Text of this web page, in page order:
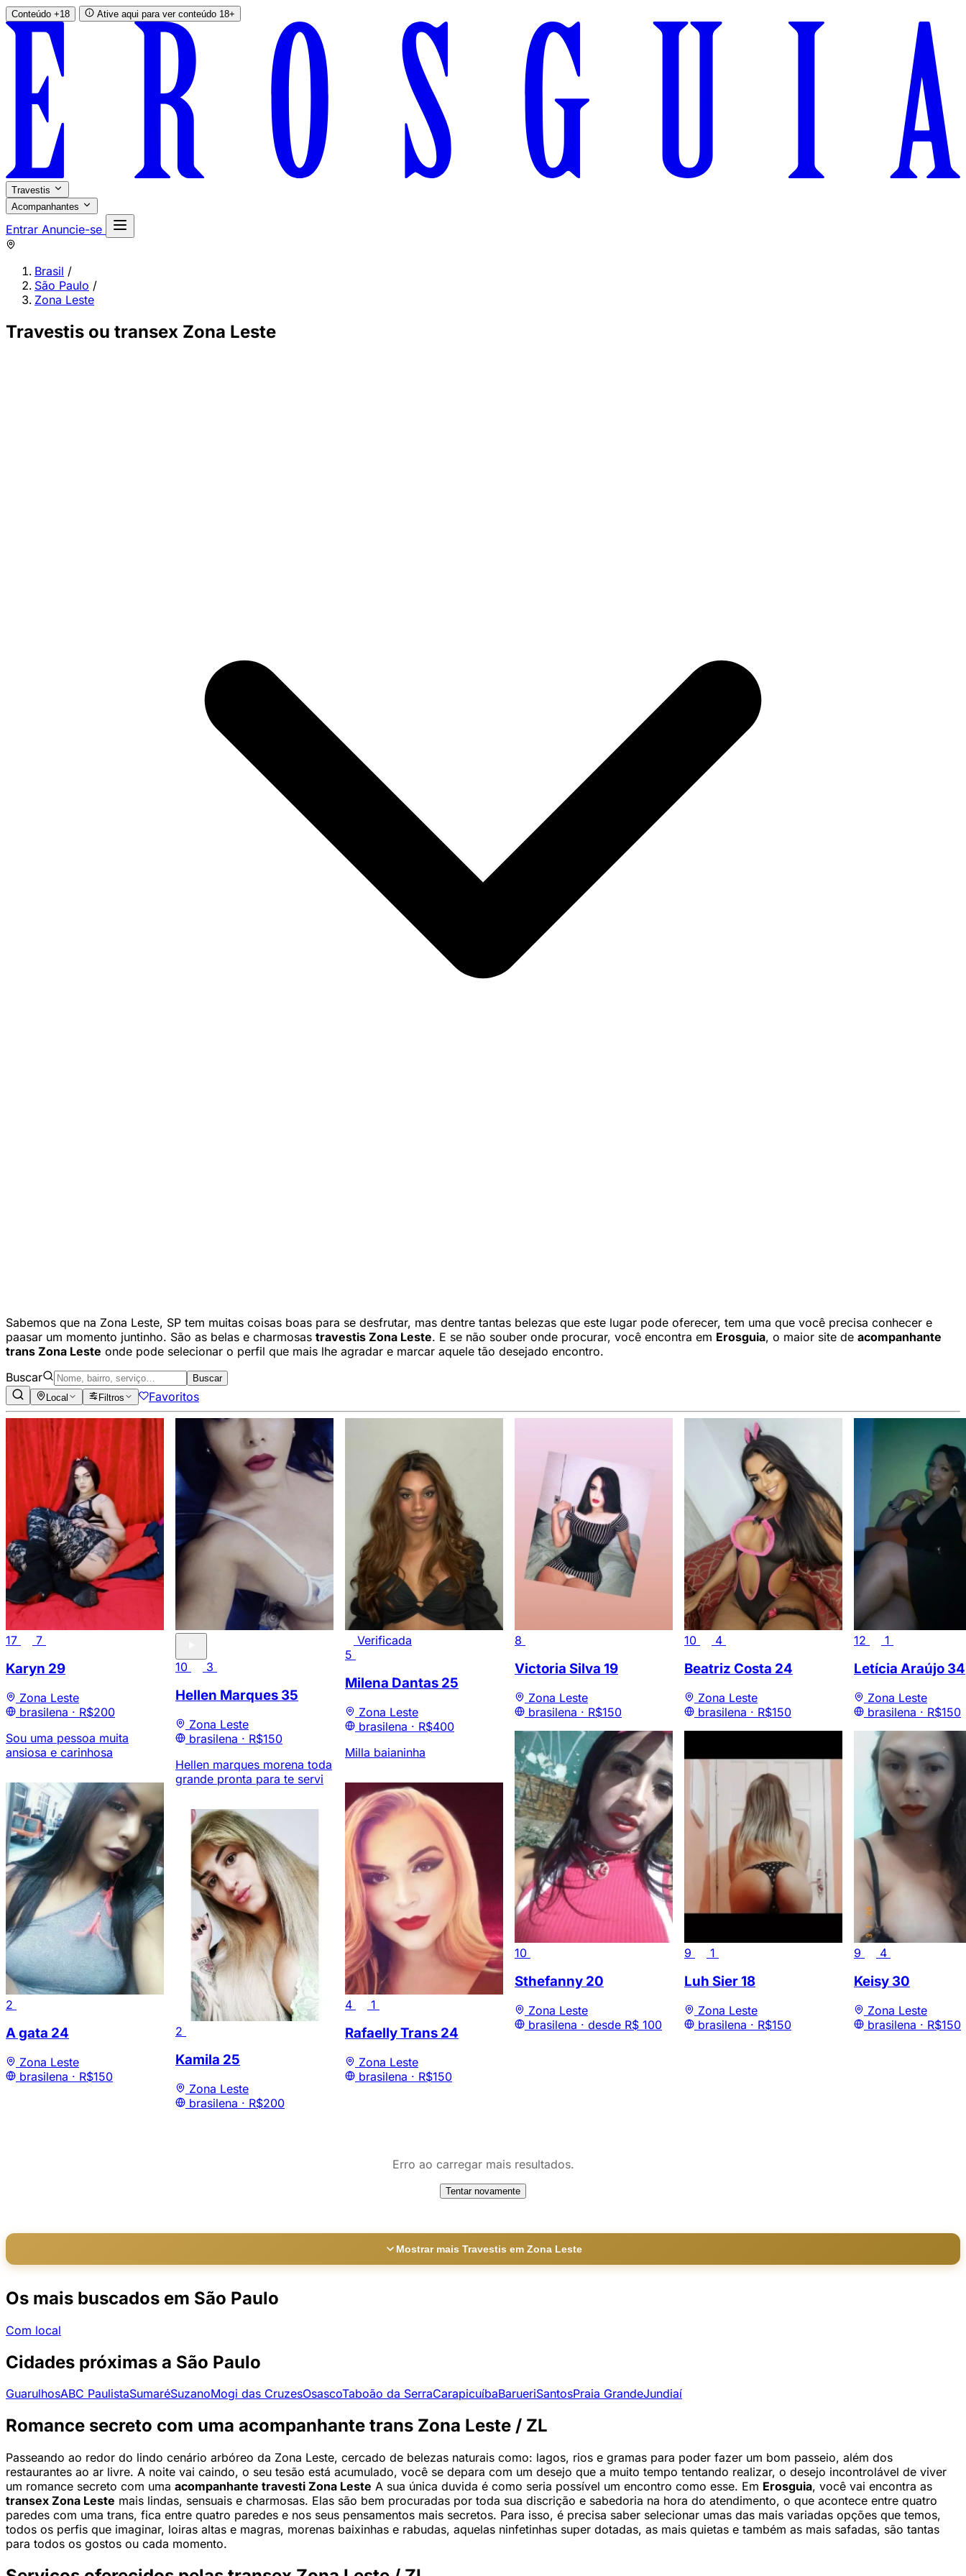
Conteúdo +18 Ative aqui para ver conteúdo 18+
Travestis
Acompanhantes
Entrar Anuncie-se
Brasil /
São Paulo /
Zona Leste
Travestis ou transex Zona Leste
Sabemos que na Zona Leste, SP tem muitas coisas boas para se desfrutar, mas dentre tantas belezas que este lugar pode oferecer, tem uma que você precisa conhecer e
paasar um momento juntinho. São as belas e charmosas travestis Zona Leste. E se não souber onde procurar, você encontra em Erosguia, o maior site de acompanhante
trans Zona Leste onde pode selecionar o perfil que mais lhe agradar e marcar aquele tão desejado encontro.
Buscar
Buscar
Local
Filtros Favoritos
17 7
Karyn 29
Zona Leste
brasilena · R$200
Sou uma pessoa muita
ansiosa e carinhosa
10 3
Hellen Marques 35
Zona Leste
brasilena · R$150
Hellen marques morena toda
grande pronta para te servi
Verificada
5
Milena Dantas 25
Zona Leste
brasilena · R$400
Milla baianinha
8
Victoria Silva 19
Zona Leste
brasilena · R$150
10 4
Beatriz Costa 24
Zona Leste
brasilena · R$150
12 1
Letícia Araújo 34
Zona Leste
brasilena · R$150
2
A gata 24
Zona Leste
brasilena · R$150
2
Kamila 25
Zona Leste
brasilena · R$200
4 1
Rafaelly Trans 24
Zona Leste
brasilena · R$150
10
Sthefanny 20
Zona Leste
brasilena · desde R$ 100
9 1
Luh Sier18
Zona Leste
brasilena · R$150
9 4
Keisy 30
Zona Leste
brasilena · R$150
Erro ao carregar mais resultados.
Tentar novamente
Mostrar mais Travestis em Zona Leste
Os mais buscados em São Paulo
Com local
Cidades próximas a São Paulo
GuarulhosABC PaulistaSumaréSuzanoMogi das CruzesOsascoTaboão da SerraCarapicuíbaBarueriSantosPraia GrandeJundiaí
Romance secreto com uma acompanhante trans Zona Leste / ZL
Passeando ao redor do lindo cenário arbóreo da Zona Leste, cercado de belezas naturais como: lagos, rios e gramas para poder fazer um bom passeio, além dos
restaurantes ao ar livre. A noite vai caindo, o seu tesão está acumulado, você se depara com um desejo que a muito tempo tentando realizar, o desejo incontrolável de viver
um romance secreto com uma acompanhante travesti Zona Leste A sua única duvida é como seria possível um encontro como esse. Em Erosguia, você vai encontra as
transex Zona Leste mais lindas, sensuais e charmosas. Elas são bem procuradas por toda sua discrição e sabedoria na hora do atendimento, o que acontece entre quatro
paredes com uma trans, fica entre quatro paredes e nos seus pensamentos mais secretos. Para isso, é precisa saber selecionar umas das mais variadas opções que temos,
todos os perfis que imaginar, loiras altas e magras, morenas baixinhas e rabudas, aquelas ninfetinhas super dotadas, as mais quietas e também as mais safadas, são tantas
para todos os gostos ou cada momento.